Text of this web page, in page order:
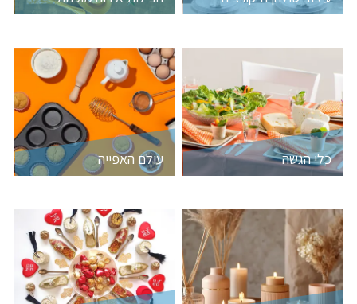
כלי הגשה עולם האפייה